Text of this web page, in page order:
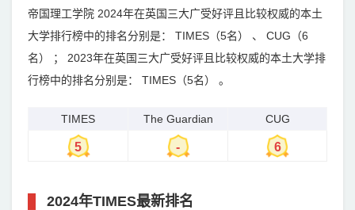
帝国理工学院 2024年在英国三大广受好评且比较权威的本土
大学排行榜中的排名分别是： TIMES（5名） 、 CUG（6
名） ； 2023年在英国三大广受好评且比较权威的本土大学排
行榜中的排名分别是： TIMES（5名） 。
TIMES The Guardian CUG
5 - 6
2024年TIMES最新排名